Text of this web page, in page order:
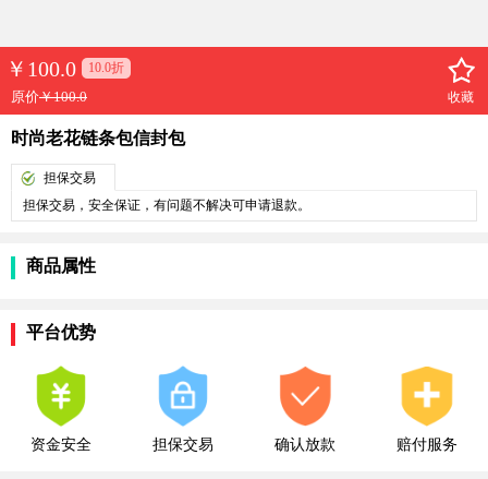
￥ 100.0 10.0折
原价￥100.0 收藏
时尚老花链条包信封包
担保交易
担保交易，安全保证，有问题不解决可申请退款。
商品属性
平台优势
资金安全 担保交易 确认放款 赔付服务